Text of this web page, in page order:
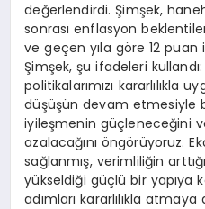
değerlendirdi. Şimşek,
sonrası enflasyon
ve geçen yıla göre 12
Şimşek, şu ifadeleri
politikalarımızı kararlılıkla
düşüşün devam etmesiyle
iyileşmenin güçleneceğini
azalacağını öngörüyoruz.
sağlanmış, verimliliğin
yükseldiği güçlü bir yapıya
adımları kararlılıkla